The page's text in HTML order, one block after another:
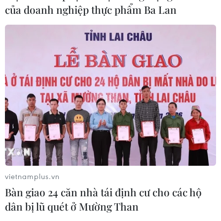
'Hủy diệt' Indonesia 3-0, tuyển Việt
Nam khẳng định vị thế nhà vô địch
ASEAN Cup
03/08/2026 15:39
ASEAN Cup 2026: Tuyển Việt Nam
bước vào thử thách lớn nhất
03/08/2026 13:04
ASEAN Cup 2026 trên kênh nào?
03/08/2026 09:21
của doanh nghiệp thực phẩm Ba Lan
vietnamplus.vn
Bàn giao 24 căn nhà tái định cư cho các hộ
dân bị lũ quét ở Mường Than